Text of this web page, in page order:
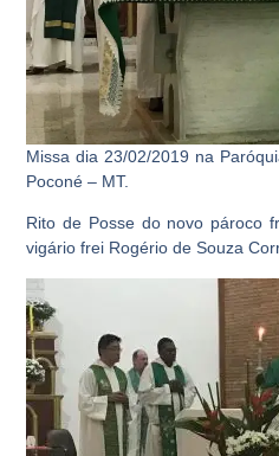
Missa dia 23/02/2019 na
Poconé – MT.
Rito de Posse do novo pároco
vigário frei Rogério de Souza